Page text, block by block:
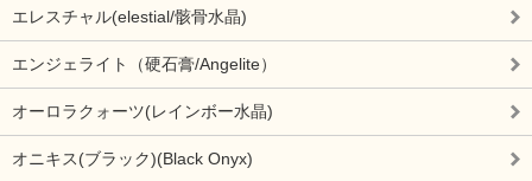
エレスチャル(elestial/骸骨水晶)
エンジェライト（硬石膏/Angelite）
オーロラクォーツ(レインボー水晶)
オニキス(ブラック)(Black Onyx)